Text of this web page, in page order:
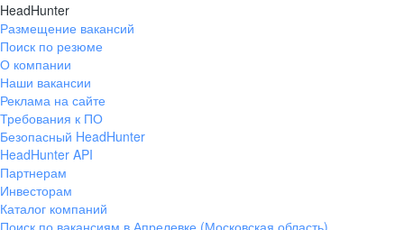
HeadHunter
Размещение вакансий
Поиск по резюме
О компании
Наши вакансии
Реклама на сайте
Требования к ПО
Безопасный HeadHunter
HeadHunter API
Партнерам
Инвесторам
Каталог компаний
Поиск по вакансиям в Апрелевке (Московская область)